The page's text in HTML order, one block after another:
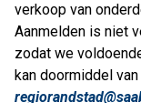
verkoop van
Aanmelden is niet
zodat we
kan doormiddel van